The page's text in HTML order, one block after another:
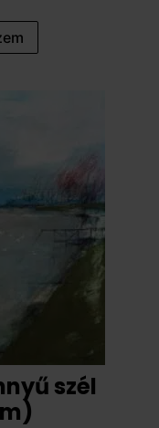
szél